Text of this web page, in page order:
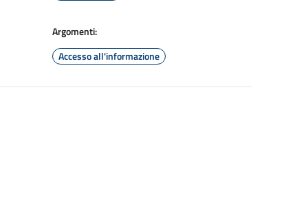
Argomenti:
Accesso all'informazione